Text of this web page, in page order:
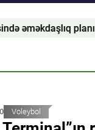
planı
Voleybol